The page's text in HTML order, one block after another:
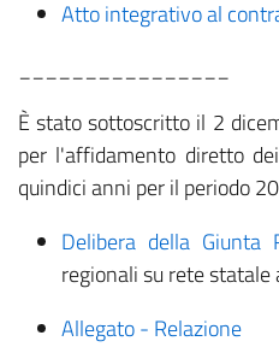
Atto integrativo al
È stato sottoscritto il 2
per l'affidamento diretto
quindici anni per il periodo
Delibera della
regionali su rete statale
Allegato - Relazione